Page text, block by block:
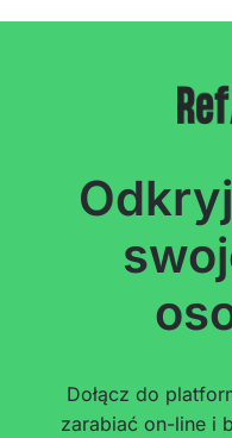
Dołącz do
zarabiać on-line i